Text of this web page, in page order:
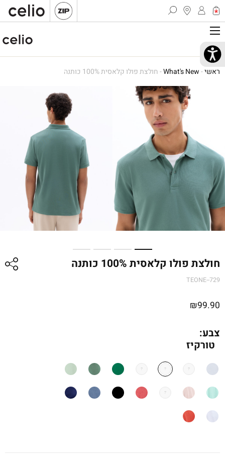
ראשי-
What's New
-חולצת פולו קלאסית 100% כותנה
חולצת פולו קלאסית 100% כותנה
TEONE--729
₪99.90
צבע:
טורקיז